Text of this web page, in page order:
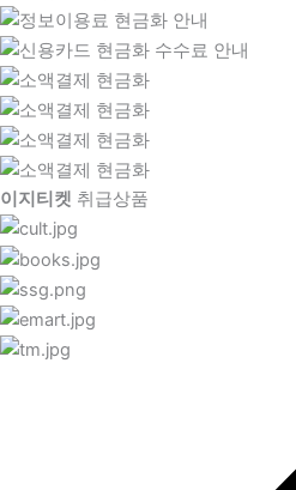
이지티켓 취급상품